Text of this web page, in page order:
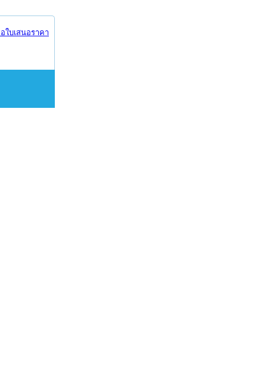
บเสนอราคา